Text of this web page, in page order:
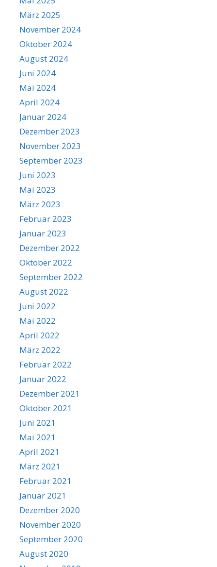
März 2025
November 2024
Oktober 2024
August 2024
Juni 2024
Mai 2024
April 2024
Januar 2024
Dezember 2023
November 2023
September 2023
Juni 2023
Mai 2023
März 2023
Februar 2023
Januar 2023
Dezember 2022
Oktober 2022
September 2022
August 2022
Juni 2022
Mai 2022
April 2022
März 2022
Februar 2022
Januar 2022
Dezember 2021
Oktober 2021
Juni 2021
Mai 2021
April 2021
März 2021
Februar 2021
Januar 2021
Dezember 2020
November 2020
September 2020
August 2020